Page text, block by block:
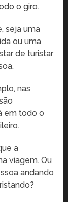
o giro.
seja uma
ou uma
de turistar
nas
em todo o
a
viagem. Ou
andando